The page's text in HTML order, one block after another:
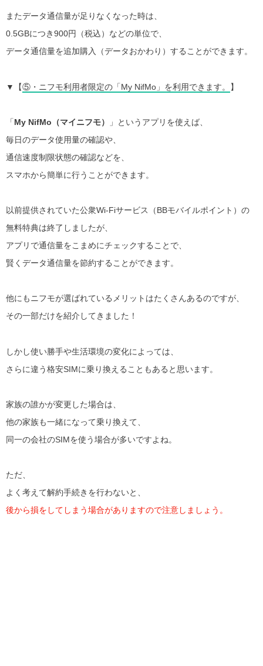
またデータ通信量が足りなくなった時は、
0.5GBにつき900円（税込）などの単位で、
データ通信量を追加購入（データおかわり）することができます。
▼【⑤・ニフモ利用者限定の「My NifMo」を利用できます。 】
「My NifMo（マイニフモ）
」というアプリを使えば、
毎日のデータ使用量の確認や、
通信速度制限状態の確認などを、
スマホから簡単に行うことができます。
以前提供されていた公衆Wi-Fiサービス（BBモバイルポイント）の
無料特典は終了しましたが、
アプリで通信量をこまめにチェックすることで、
賢くデータ通信量を節約することができます。
他にもニフモが選ばれているメリットはたくさんあるのですが、
その一部だけを紹介してきました！
しかし使い勝手や生活環境の変化によっては、
さらに違う格安SIMに乗り換えることもあると思います。
家族の誰かが変更した場合は、
他の家族も一緒になって乗り換えて、
同一の会社のSIMを使う場合が多いですよね。
ただ、
よく考えて解約手続きを行わないと、
後から損をしてしまう場合がありますので注意しましょう。